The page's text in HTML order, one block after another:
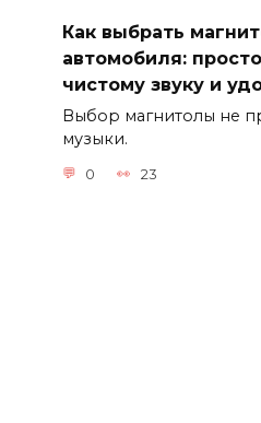
Как выбрать
автомобиля:
чистому звуку и
Выбор магнитолы не
музыки.
0 23